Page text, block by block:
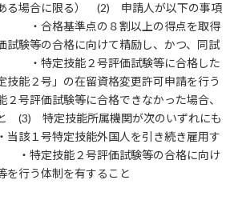
る場合に限る） (2) 申請人が以下の事項
・合格基準点の８割以上の得点を取得
試験等の合格に向けて精励し、かつ、同試
・特定技能２号評価試験等に合格した
技能２号」の在留資格変更許可申請を行う
評価試験等に合格できなかった場合、
(3) 特定技能所属機関が次のいずれにも
１号特定技能外国人を引き続き雇用す
特定技能２号評価試験等の合格に向け
を行う体制を有すること